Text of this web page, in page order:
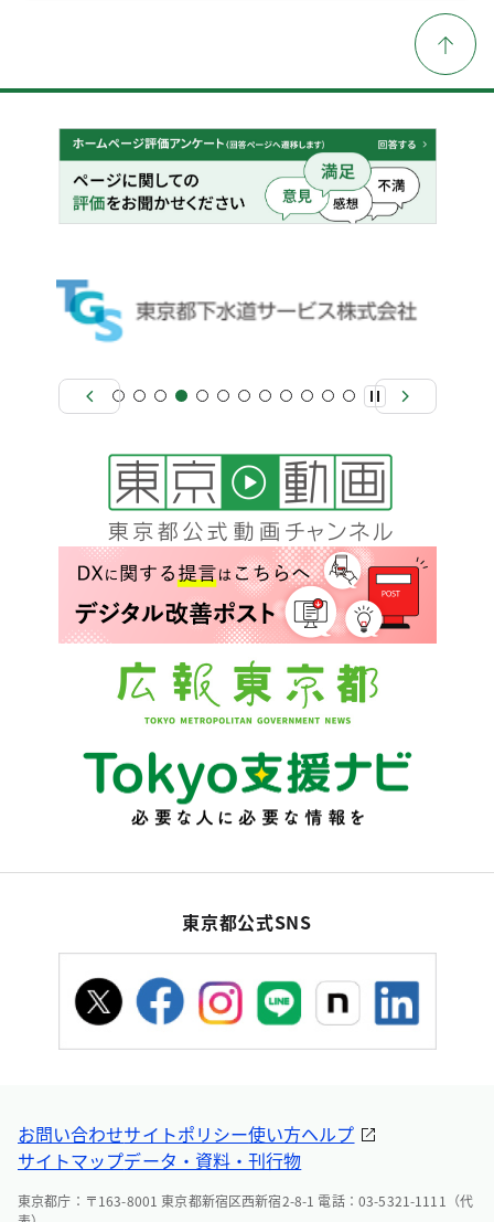
東京都公式SNS
お問い合わせサイトポリシー使い方ヘルプ
サイトマップデータ・資料・刊行物
東京都庁：〒163-8001 東京都新宿区西新宿2-8-1 電話：03-5321-1111（代